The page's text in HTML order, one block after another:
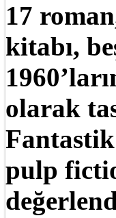
17
kitabı,
olarak
Fantastik
pulp